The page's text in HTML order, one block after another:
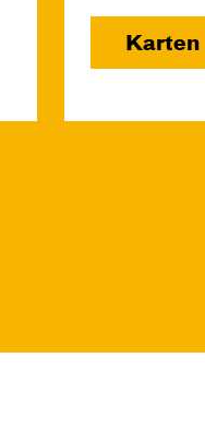
Karten
Die